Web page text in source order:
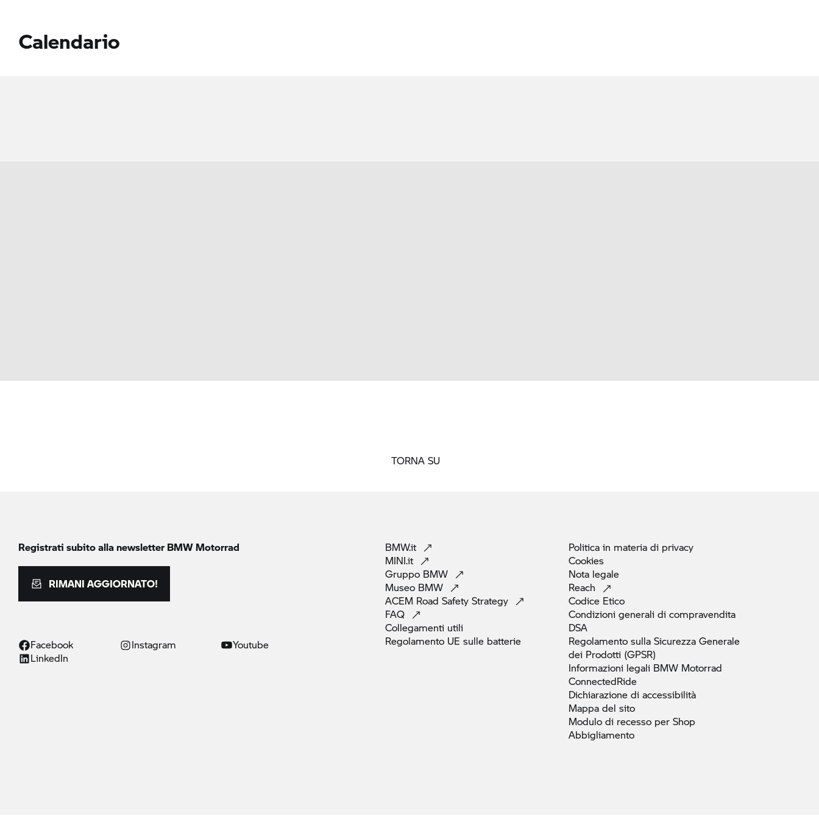
Calendario
TORNA SU
Registrati subito alla newsletterBMW Motorrad
RIMANI AGGIORNATO!
Facebook Instagram
Youtube
LinkedIn
BMW.it
MINI.it
Gruppo BMW
Museo BMW
ACEM Road Safety Strategy
FAQ
Collegamenti utili
Regolamento UE sulle batterie
Politica in materia di privacy
Cookies
Nota legale
Reach
Codice Etico
Condizioni generali di compravendita
DSA
Regolamento sulla Sicurezza Generale
dei Prodotti (GPSR)
Informazioni legali BMW Motorrad
ConnectedRide
Dichiarazione di accessibilità
Mappa del sito
Modulo di recesso per Shop
Abbigliamento